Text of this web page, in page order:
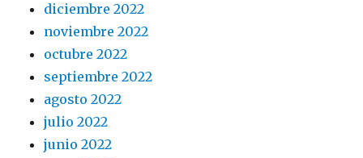
diciembre 2022
noviembre 2022
octubre 2022
septiembre 2022
agosto 2022
julio 2022
junio 2022